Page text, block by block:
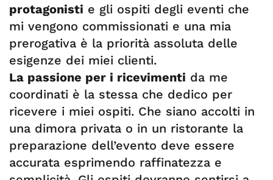
protagonisti e gli ospiti degli eventi che
mi vengono commissionati e una mia
prerogativa è la priorità assoluta delle
esigenze dei miei clienti.
La passione per i ricevimenti da me
coordinati è la stessa che dedico per
ricevere i miei ospiti. Che siano accolti in
una dimora privata o in un ristorante la
preparazione dell’evento deve essere
accurata esprimendo raffinatezza e